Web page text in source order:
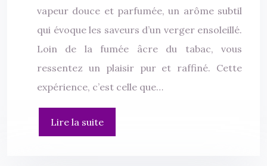
vapeur douce et parfumée, un arôme subtil
qui évoque les saveurs d’un verger ensoleillé.
Loin de la fumée âcre du tabac, vous
ressentez un plaisir pur et raffiné. Cette
expérience, c’est celle que…
Lire la suite